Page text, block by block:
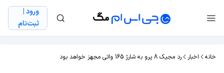
ورود |
ثبت‌نام
خانه اخبار رد مجیک 8 پرو به شارژ 165 واتی مجهز خواهد بود